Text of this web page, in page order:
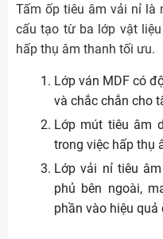
Tấm ốp tiêu âm vải nỉ là
cấu tạo từ ba lớp vật
hấp thụ âm thanh tối ưu.
Lớp ván MDF có
và chắc chắn cho
Lớp mút tiêu âm
trong việc hấp thụ
Lớp vải nỉ tiêu
phủ bên ngoài,
phần vào hiệu quả